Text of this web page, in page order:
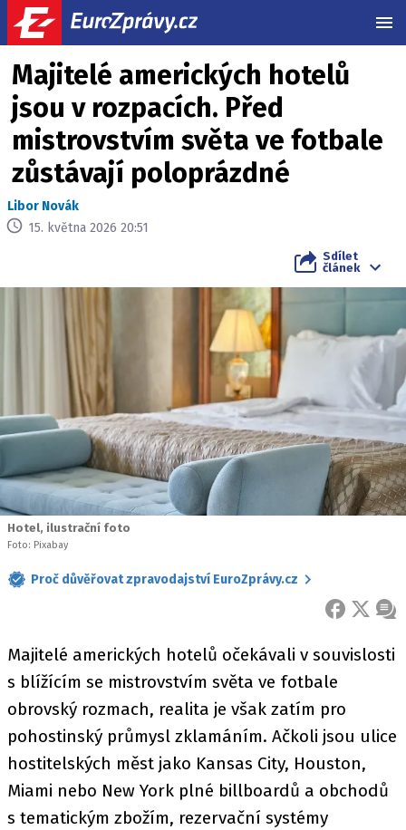
Majitelé amerických hotelů
jsou v rozpacích. Před
mistrovstvím světa ve fotbale
zůstávají poloprázdné
Libor Novák
15. května 2026 20:51
Sdílet
článek
Hotel, ilustrační foto
Foto: Pixabay
Proč důvěřovat zpravodajství EuroZprávy.cz
FACEBOOK
X
Majitelé amerických hotelů očekávali v souvislosti
s blížícím se mistrovstvím světa ve fotbale
obrovský rozmach, realita je však zatím pro
pohostinský průmysl zklamáním. Ačkoli jsou ulice
hostitelských měst jako Kansas City, Houston,
Miami nebo New York plné billboardů a obchodů
s tematickým zbožím, rezervační systémy